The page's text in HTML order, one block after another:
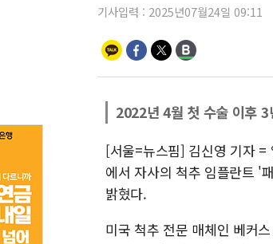
기사입력 : 2025년07월24일 09:11
2022년 4월 첫 수술 이후
[서울=뉴스핌] 김신영 기자
에서 자사의 척추 임플란트 '
밝혔다.
미국 척추 전문 매체인 베커